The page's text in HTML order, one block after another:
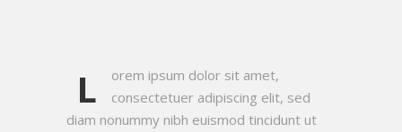
L
orem ipsum dolor sit amet,
consectetuer adipiscing elit, sed
diam nonummy nibh euismod tincidunt ut